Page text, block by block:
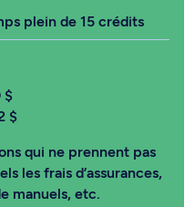
plein de 15 crédits
$
$
qui ne prennent pas
les frais d’assurances,
manuels, etc.